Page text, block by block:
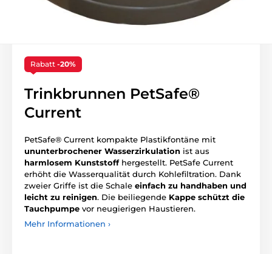
Rabatt -20%
Trinkbrunnen PetSafe®
Current
PetSafe® Current kompakte Plastikfontäne mit
ununterbrochener Wasserzirkulation ist aus
harmlosem Kunststoffhergestellt. PetSafe Current
erhöht die Wasserqualität durch Kohlefiltration. Dank
zweier Griffe ist die Schale einfach zu handhaben und
leicht zu reinigen. Die beiliegende Kappe schützt die
Tauchpumpe vor neugierigen Haustieren.
Mehr Informationen ›